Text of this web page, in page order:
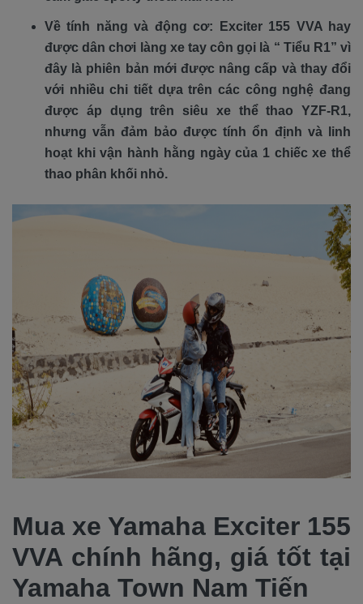
Về tính năng và động cơ: Exciter 155 VVA hay
được dân chơi làng xe tay côn gọi là “ Tiểu R1” vì
đây là phiên bản mới được nâng cấp và thay đổi
với nhiều chi tiết dựa trên các công nghệ đang
được áp dụng trên siêu xe thể thao YZF-R1,
nhưng vẫn đảm bảo được tính ổn định và linh
hoạt khi vận hành hằng ngày của 1 chiếc xe thể
thao phân khối nhỏ.
Mua xe Yamaha Exciter 155
VVA chính hãng, giá tốt tại
Yamaha Town Nam Tiến